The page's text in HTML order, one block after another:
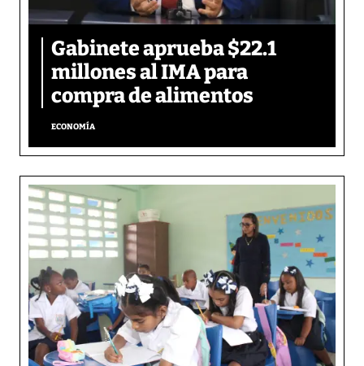
Gabinete aprueba $22.1
millones al IMA para
compra de alimentos
ECONOMÍA